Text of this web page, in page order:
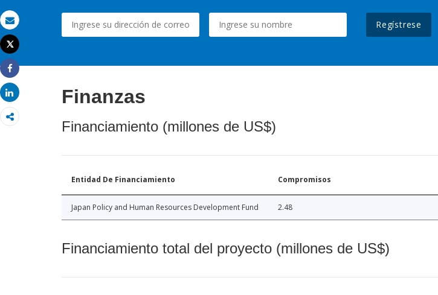
Correo electrónico
Imprimir
Tweet
Share
Share
Regístrese
Finanzas
Financiamiento (millones de US$)
Entidad De Financiamiento Compromisos
Japan Policy and Human Resources Development Fund 2.48
Financiamiento total del proyecto (millones de US$)